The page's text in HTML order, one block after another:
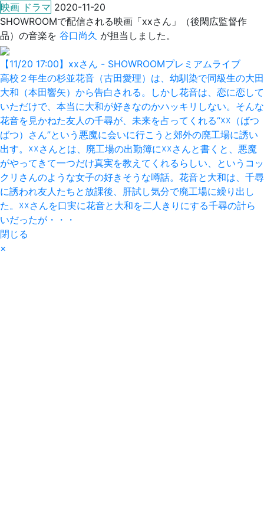
映画 ドラマ 2020-11-20
SHOWROOMで配信される映画「xxさん」（後閑広監督作
品）の音楽を 谷口尚久 が担当しました。
【11/20 17:00】xxさん - SHOWROOMプレミアムライブ
高校２年生の杉並花音（古田愛理）は、幼馴染で同級生の大田
大和（本田響矢）から告白される。しかし花音は、恋に恋して
いただけで、本当に大和が好きなのかハッキリしない。そんな
花音を見かねた友人の千尋が、未来を占ってくれる“☓☓（ばつ
ばつ）さん”という悪魔に会いに行こうと郊外の廃工場に誘い
出す。☓☓さんとは、廃工場の出勤簿に☓☓さんと書くと、悪魔
がやってきて一つだけ真実を教えてくれるらしい、というコッ
クリさんのような女子の好きそうな噂話。花音と大和は、千尋
に誘われ友人たちと放課後、肝試し気分で廃工場に繰り出し
た。☓☓さんを口実に花音と大和を二人きりにする千尋の計ら
いだったが・・・
閉じる
×